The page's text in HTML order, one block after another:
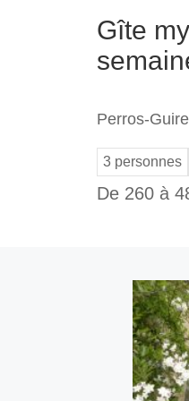
Gîte
Perros-
3 personnes
De 260 à